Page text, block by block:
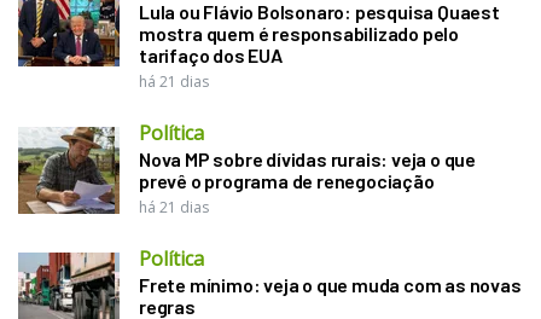
Lula ou Flávio Bolsonaro: pesquisa Quaest
mostra quem é responsabilizado pelo
tarifaço dos EUA
há 21 dias
Política
Nova MP sobre dívidas rurais: veja o que
prevê o programa de renegociação
há 21 dias
Política
Frete mínimo: veja o que muda com as novas
regras